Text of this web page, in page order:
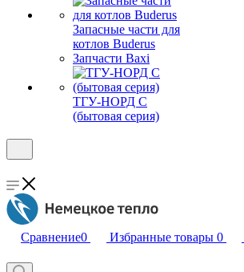
Запасные части для
котлов Buderus
Запчасти Baxi
ТГУ-НОРД С
(бытовая серия)
Сравнение0 Избранные товары 0